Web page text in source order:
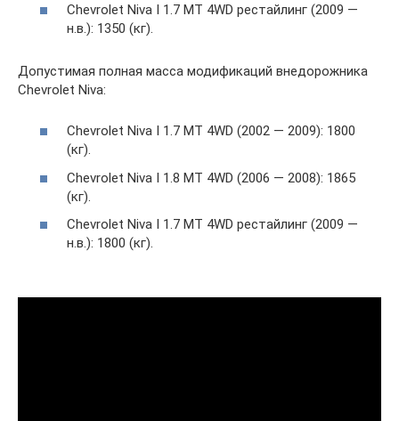
Chevrolet Niva I 1.7 MT 4WD рестайлинг (2009 —
н.в.): 1350 (кг).
Допустимая полная масса модификаций внедорожника
Chevrolet Niva:
Chevrolet Niva I 1.7 MT 4WD (2002 — 2009): 1800
(кг).
Chevrolet Niva I 1.8 MT 4WD (2006 — 2008): 1865
(кг).
Chevrolet Niva I 1.7 MT 4WD рестайлинг (2009 —
н.в.): 1800 (кг).